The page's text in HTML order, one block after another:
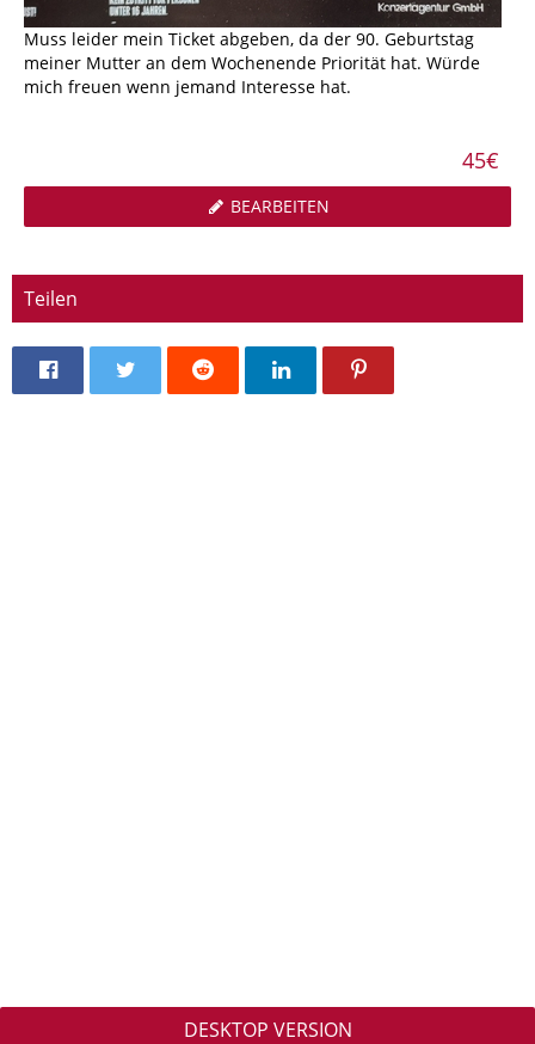
Muss leider mein Ticket abgeben, da der 90. Geburtstag
meiner Mutter an dem Wochenende Priorität hat. Würde
mich freuen wenn jemand Interesse hat.
45€
BEARBEITEN
Teilen
DESKTOP VERSION